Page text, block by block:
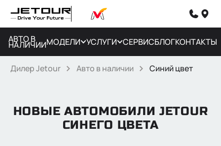
АВТО В
НАЛИЧИИМОДЕЛИ УСЛУГИ СЕРВИСБЛОГКОНТАКТЫ
Дилер Jetour Авто в наличии Синий цвет
НОВЫЕ АВТОМОБИЛИ JETOUR
СИНЕГО ЦВЕТА